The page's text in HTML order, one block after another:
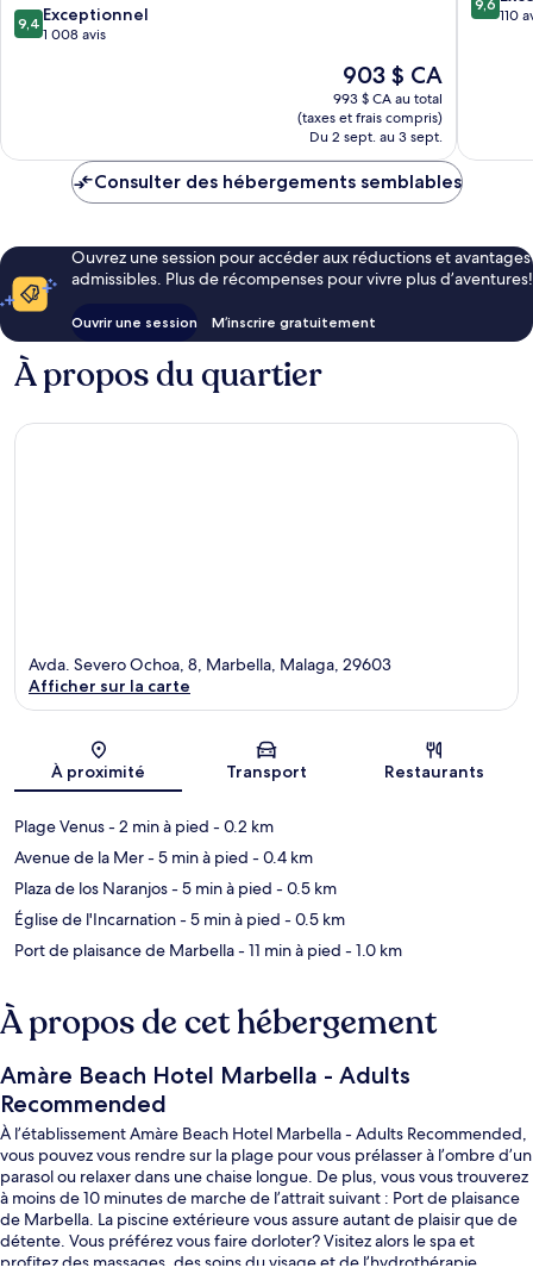
Marbella
9.4
sur
9,4 Exceptionnel
1 008 avis
Le
prix
est
de
903 $ CA
903 $ CA
993 $ CA au total
(taxes et frais compris)
Du 2 sept. au 3 sept.
sur
9,6
110
Consulter des hébergements semblables
Ouvrez une session pour accéder aux réductions et avantages
admissibles. Plus de récompenses pour vivre plus d’aventures!
Ouvrir une session M’inscrire gratuitement
À propos du quartier
Carte
Avda. Severo Ochoa, 8, Marbella, Malaga, 29603
Afficher sur la carte
À proximité Transport Restaurants
Plage Venus- 2 min à pied - 0.2 km
Avenue de la Mer- 5 min à pied - 0.4 km
Plaza de los Naranjos- 5 min à pied - 0.5 km
Église de l'Incarnation- 5 min à pied - 0.5 km
Port de plaisance de Marbella- 11 min à pied - 1.0 km
À propos de cet hébergement
Amàre Beach Hotel Marbella - Adults
Recommended
À l’établissement Amàre Beach Hotel Marbella - Adults Recommended,
vous pouvez vous rendre sur la plage pour vous prélasser à l’ombre d’un
parasol ou relaxer dans une chaise longue. De plus, vous vous trouverez
à moins de 10 minutes de marche de l’attrait suivant : Port de plaisance
de Marbella. La piscine extérieure vous assure autant de plaisir que de
détente. Vous préférez vous faire dorloter? Visitez alors le spa et
profitez des massages, des soins du visage et de l’hydrothérapie.